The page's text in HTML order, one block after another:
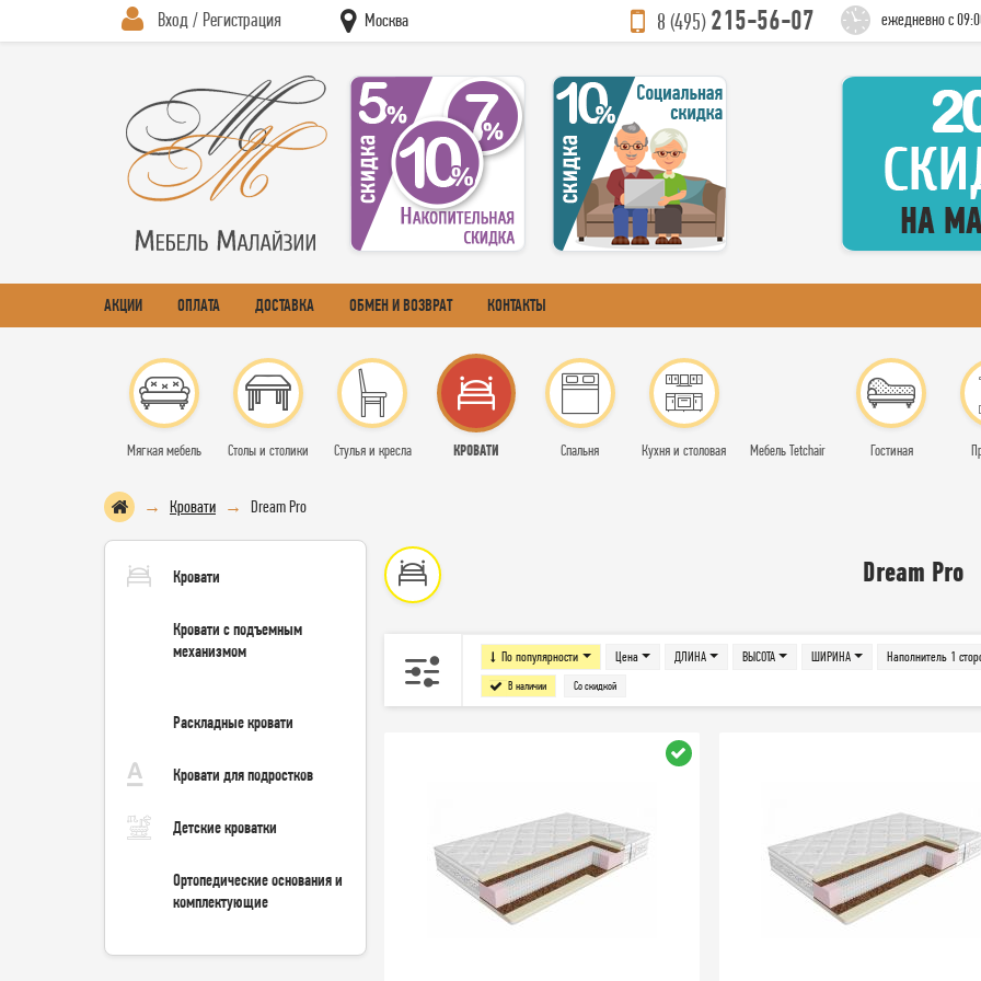
Вход / Регистрация Москва 8 (495)215-56-07 ежедневно с
АКЦИИ ОПЛАТА ДОСТАВКА ОБМЕН И ВОЗВРАТ КОНТАКТЫ
Мягкая мебель Столы и столики Стулья и кресла КРОВАТИ Спальня Кухня и столовая Мебель Tetchair Гостиная
Кровати Dream Pro
Кровати
Кровати с подъемным
механизмом
Раскладные кровати
Кровати для подростков
Детские кроватки
Ортопедические основания и
комплектующие
Dream Pro
По популярности Цена
В наличии Со скидкой
ДЛИНА ВЫСОТА ШИРИНА Наполнитель 1